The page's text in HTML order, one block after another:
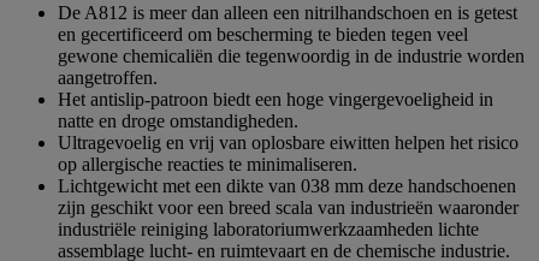
sterren.
De A812 is meer dan alleen een nitrilhandschoen en is getest
en gecertificeerd om bescherming te bieden tegen veel
gewone chemicaliën die tegenwoordig in de industrie worden
aangetroffen.
Het antislip-patroon biedt een hoge vingergevoeligheid in
natte en droge omstandigheden.
Ultragevoelig en vrij van oplosbare eiwitten helpen het risico
op allergische reacties te minimaliseren.
Lichtgewicht met een dikte van 038 mm deze handschoenen
zijn geschikt voor een breed scala van industrieën waaronder
industriële reiniging laboratoriumwerkzaamheden lichte
assemblage lucht- en ruimtevaart en de chemische industrie.